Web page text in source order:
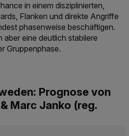
in einem disziplinierten,
Flanken und direkte Angriffe
phasenweise beschäftigen.
eine deutlich stabilere
Gruppenphase.
Prognose von
Marc Janko (reg.